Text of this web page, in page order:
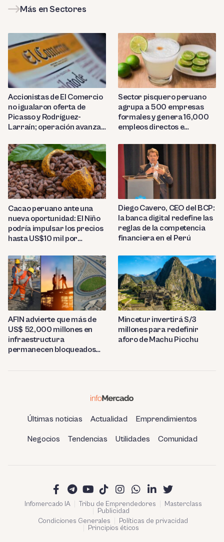
Más en Sectores
Accionistas de El Comercio
no igualaron oferta de
Picasso y Rodríguez-
Larraín; operación avanza
Sector pisquero peruano
agrupa a 500 empresas
formales y genera 16,000
empleos directos e
Cacao peruano ante una
nueva oportunidad: El Niño
podría impulsar los precios
hasta US$10 mil por
Diego Cavero, CEO del BCP:
la banca digital redefine las
reglas de la competencia
financiera en el Perú
AFIN advierte que más de
US$ 52,000 millones en
infraestructura
permanecen bloqueados
Mincetur invertirá S/3
millones para redefinir
aforo de Machu Picchu
Últimas noticias Actualidad Emprendimientos
Negocios Tendencias Utilidades Comunidad
Infomercado IA Tribu de Emprendedores
Masterclass
Publicidad
Condiciones Generales
Políticas de privacidad
Principios éticos